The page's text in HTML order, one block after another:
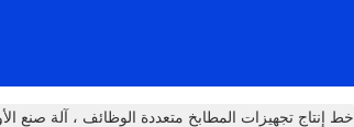
خط إنتاج تجهيزات المطابخ متعددة الوظائف ، آلة صنع